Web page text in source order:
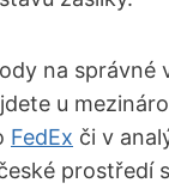
na správné
u
FedEx či v
prostředí